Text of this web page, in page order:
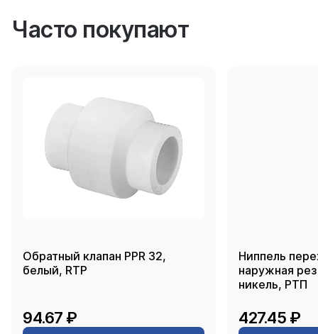
Часто покупают
Обратный клапан PPR 32,
белый, RTP
94.67 ₽
Ниппель
наружная
никель, РТП
427.45 ₽